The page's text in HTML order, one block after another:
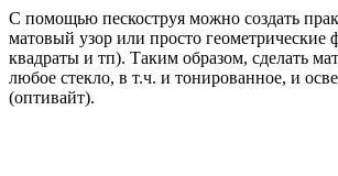
С помощью пескоструя можно создать
матовый узор или просто геометрические
квадраты и тп). Таким образом, сделать
любое стекло, в т.ч. и тонированное, и
(оптивайт).